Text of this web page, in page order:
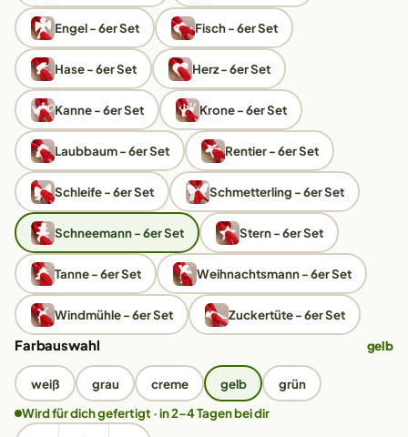
Engel - 6er Set Fisch - 6er Set
Hase - 6er Set Herz - 6er Set
Kanne - 6er Set Krone - 6er Set
Laubbaum - 6er Set Rentier - 6er Set
Schleife - 6er Set Schmetterling - 6er Set
Schneemann - 6er Set Stern - 6er Set
Tanne - 6er Set Weihnachtsmann - 6er Set
Windmühle - 6er Set Zuckertüte - 6er Set
Farbauswahl gelb
weiß grau creme gelb
grün
Wird für dich gefertigt · in 2–4 Tagen bei dir